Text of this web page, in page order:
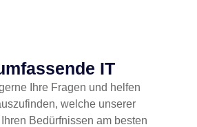
IT
Ihre Fragen und helfen
welche unserer
Bedürfnissen am besten